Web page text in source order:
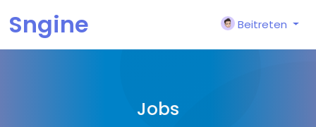
Sngine Beitreten
Jobs